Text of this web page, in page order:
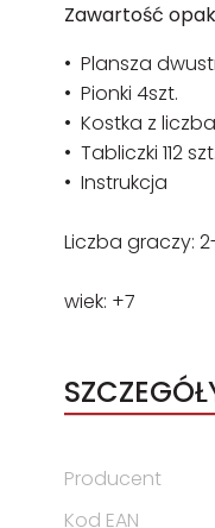
Zawartość
• Plansza
• Pionki 4szt.
• Kostka z
• Tabliczki 112 szt.
• Instrukcja
Liczba graczy:
wiek: +7
Producent
Kod EAN